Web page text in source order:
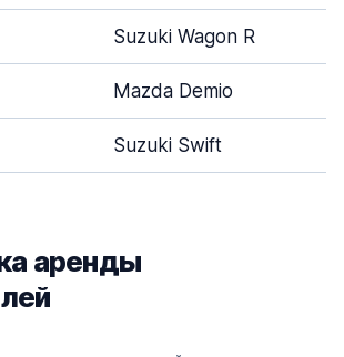
Suzuki Wagon R
Mazda Demio
Suzuki Swift
аренды